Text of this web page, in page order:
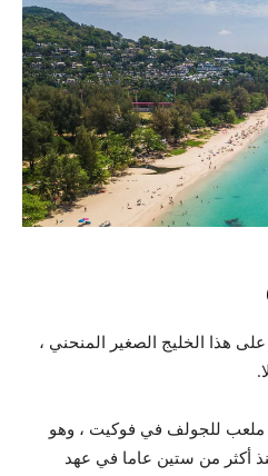
هذا الخليج الصغير المنحني ،
للجولف في فوكيت ، وهو
أكثر من ستين عاما في عهد